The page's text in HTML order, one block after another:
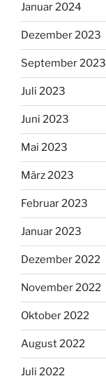
Januar 2024
Dezember 2023
September 2023
Juli 2023
Juni 2023
Mai 2023
März 2023
Februar 2023
Januar 2023
Dezember 2022
November 2022
Oktober 2022
August 2022
Juli 2022